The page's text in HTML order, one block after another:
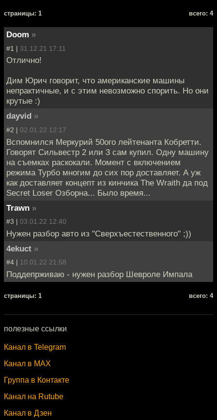
cтраницы: 1 всего: 4
Doom »
#1 | 31.12.21 17:11
Отлично!
Дим Юрич говорит, что американские машины
непрактичные, и с этим невозможно спорить. Но они
крутые :)
dayvid »
#2 | 02.01.22 12:17
Вспомнился Меркурий 50ого лейтенанта Кобретти.
Говорят Сильвестр 2 или 3 сам купил. Одну машину
на съемках раскокали. Момент с включением
режима Турбо многим до сих пор доставляет. А уж
как доставляет концепт из кинчика The Wraith да под
Secret Loser Озборна... Было время...
Trawn »
#3 | 03.01.22 12:40
Нужен разбор авто из "Сверхъестественного" ;))
4ekuct »
#4 | 10.01.22 21:58
Поддепрживаю - нужен разбор Шевроле Импала
cтраницы: 1 всего: 4
полезные ссылки
Канал в Telegram
Канал в MAX
Группа в Контакте
Канал на Rutube
Канал в Дзен